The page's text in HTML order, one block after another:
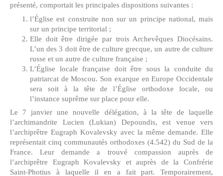
présenté, comportait les principales dispositions suivantes :
l’Église est construite non sur un principe national, mais
sur un principe territorial ;
Elle doit être dirigée par trois Archevêques Diocésains.
L’un des 3 doit être de culture grecque, un autre de culture
russe et un autre de culture française ;
L’Église locale française doit être sous la conduite du
patriarcat de Moscou. Son exarque en Europe Occidentale
sera soit à la tête de l’Église orthodoxe locale, ou
l’instance suprême sur place pour elle.
Le 7 janvier une nouvelle délégation, à la tête de laquelle
l’archimandrite Lucien (Lukian) Depoundis, est venue vers
l’archiprêtre Eugraph Kovalevsky avec la même demande. Elle
représentait cinq communautés orthodoxes (4.542) du Sud de la
France. Leur demande a trouvé compassion auprès de
l’archiprêtre Eugraph Kovalevsky et auprès de la Confrérie
Saint-Photius à laquelle il en a fait part. Temporairement,